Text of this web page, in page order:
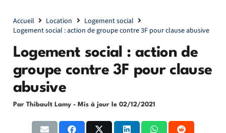
Accueil Location
Logement social
Logement social : action de groupe contre 3F pour clause abusive
Logement social : action de
groupe contre 3F pour clause
abusive
Par Thibault Lamy - Mis à jour le 02/12/2021